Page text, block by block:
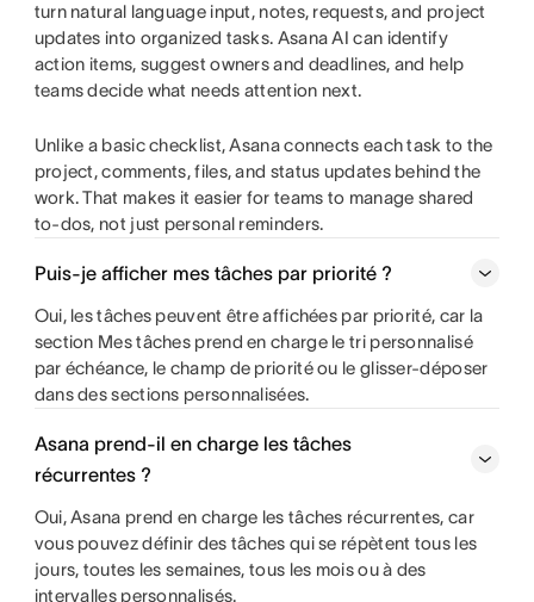
turn natural language input, notes, requests, and project
updates into organized tasks. Asana AI can identify
action items, suggest owners and deadlines, and help
teams decide what needs attention next.
Unlike a basic checklist, Asana connects each task to the
project, comments, files, and status updates behind the
work. That makes it easier for teams to manage shared
to-dos, not just personal reminders.
Puis-je afficher mes tâches par priorité ?
Oui, les tâches peuvent être affichées par priorité, car la
section Mes tâches prend en charge le tri personnalisé
par échéance, le champ de priorité ou le glisser-déposer
dans des sections personnalisées.
Asana prend-il en charge les tâches
récurrentes ?
Oui, Asana prend en charge les tâches récurrentes, car
vous pouvez définir des tâches qui se répètent tous les
jours, toutes les semaines, tous les mois ou à des
intervalles personnalisés.